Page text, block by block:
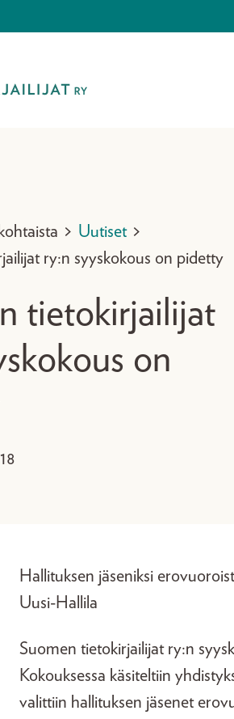
> Uutiset >
ry:n syyskokous on pidetty
tietokirjailijat
on
Hallituksen jäseniksi
Uusi-Hallila
Suomen tietokirjailijat ry:n
Kokouksessa käsiteltiin
valittiin hallituksen jäsenet